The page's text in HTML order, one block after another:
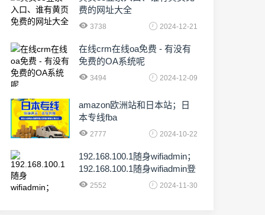
费的网址大全
3738 2024-12-21
在线crm在线oa免费 - 有没有
免费的OA系统呢
3494 2024-12-09
amazon欧洲站和日本站；日
本专线fba
2777 2024-10-22
192.168.100.1随身wifiadmin；
192.168.100.1随身wifiadmin登
录器2552 2024-11-30